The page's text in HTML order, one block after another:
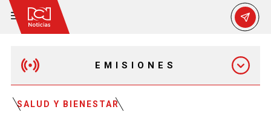
EMISIONES
MAÑANA EXPRESS
SALUD Y BIENESTAR